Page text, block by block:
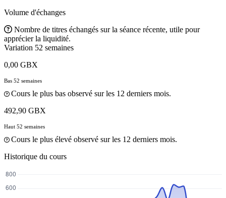
Volume d'échanges
Nombre de titres échangés sur la séance récente, utile pour
apprécier la liquidité.
Variation 52 semaines
0,00 GBX
Bas 52 semaines
Cours le plus bas observé sur les 12 derniers mois.
492,90 GBX
Haut 52 semaines
Cours le plus élevé observé sur les 12 derniers mois.
Historique du cours